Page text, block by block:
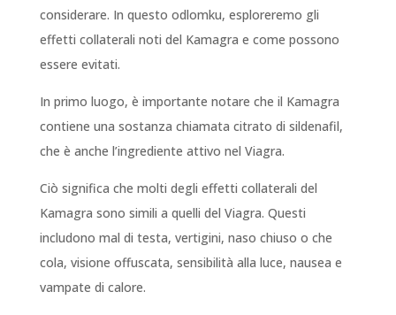
considerare. In questo odlomku, esploreremo gli
effetti collaterali noti del Kamagra e come possono
essere evitati.
In primo luogo, è importante notare che il Kamagra
contiene una sostanza chiamata citrato di sildenafil,
che è anche l’ingrediente attivo nel Viagra.
Ciò significa che molti degli effetti collaterali del
Kamagra sono simili a quelli del Viagra. Questi
includono mal di testa, vertigini, naso chiuso o che
cola, visione offuscata, sensibilità alla luce, nausea e
vampate di calore.